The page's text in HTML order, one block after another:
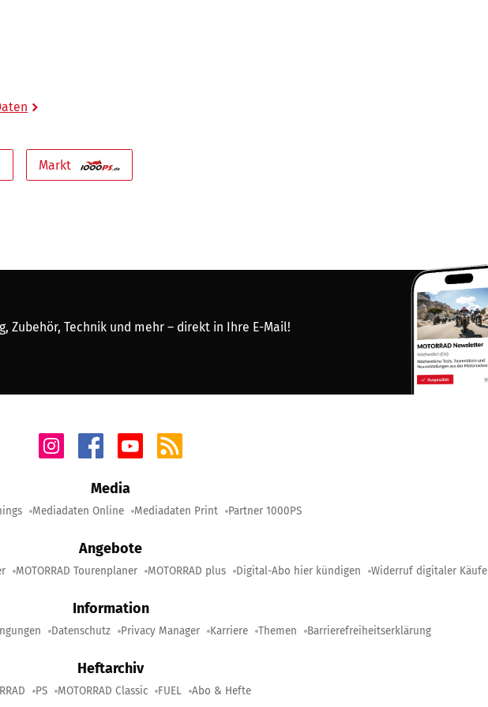
Markt
Zubehör, Technik und mehr – direkt in Ihre E-Mail!
Media
Mediadaten Online Mediadaten Print Partner 1000PS
Angebote
MOTORRAD Tourenplaner MOTORRAD plus Digital-Abo hier kündigen Widerruf digitaler Käufe
Information
Datenschutz Privacy Manager Karriere Themen Barrierefreiheitserklärung
Heftarchiv
PS MOTORRAD Classic FUEL Abo & Hefte